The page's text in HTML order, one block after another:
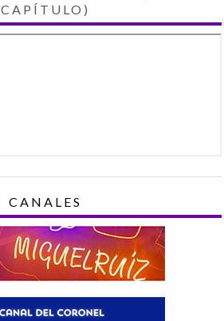
CAPÍTULO)
CANALES